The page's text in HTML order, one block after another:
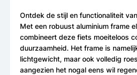
Ontdek de stijl en functionaliteit
Met een robuust aluminium frame
combineert deze fiets moeiteloos
duurzaamheid. Het frame is
lichtgewicht, maar ook volledig
aangezien het nogal eens wil